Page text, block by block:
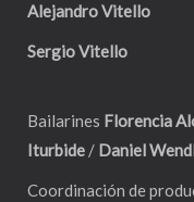
Alejandro Vitello
Sergio Vitello
Bailarines Florencia
Iturbide / Daniel
Coordinación de